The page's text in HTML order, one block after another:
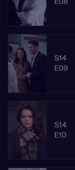
S14
E09
S14
E10